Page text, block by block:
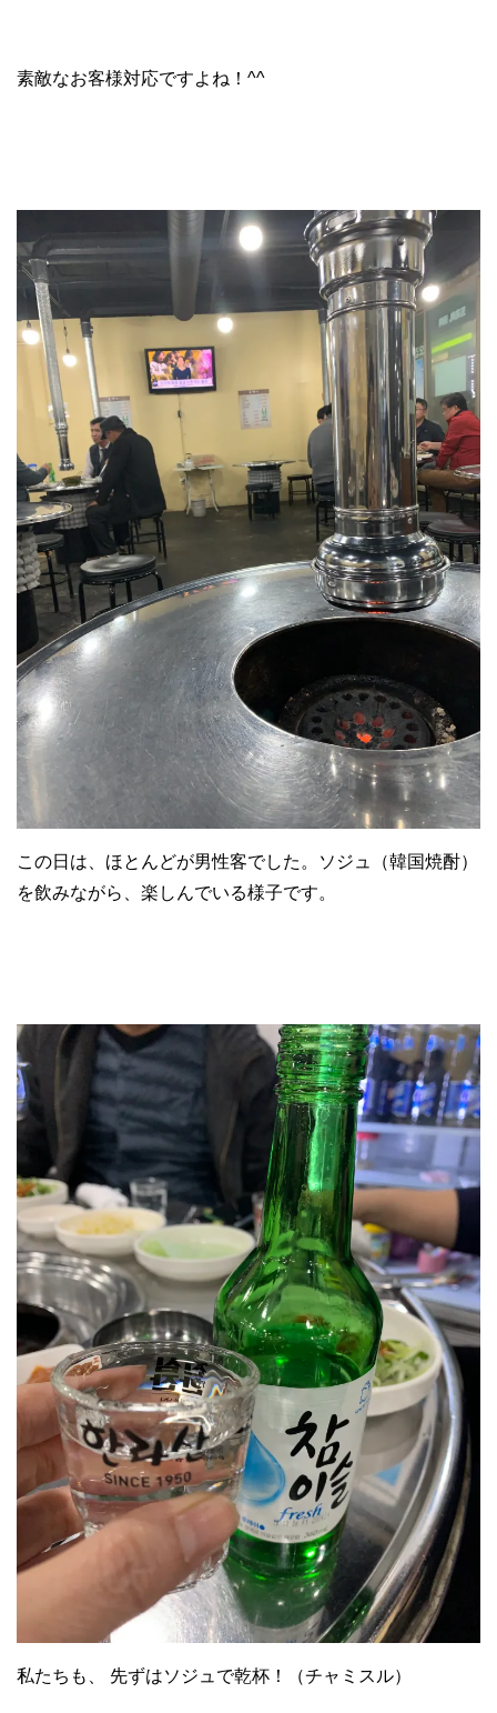
素敵なお客様対応ですよね！^^
この日は、ほとんどが男性客でした。ソジュ（韓国焼酎）
を飲みながら、楽しんでいる様子です。
私たちも、 先ずはソジュで乾杯！（チャミスル）